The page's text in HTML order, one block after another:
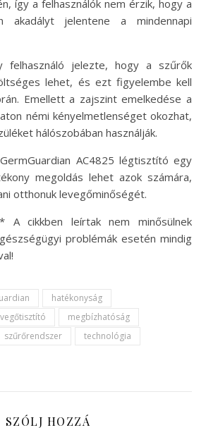
így a felhasználók nem érzik, hogy a
akadályt jelentene a mindennapi
felhasználó jelezte, hogy a szűrők
lehet, és ezt figyelembe kell
Emellett a zajszint emelkedése a
némi kényelmetlenséget okozhat,
hálószobában használják.
AC4825 légtisztító egy
megoldás lehet azok számára,
otthonuk levegőminőségét.
A cikkben leírtak nem minősülnek
problémák esetén mindig
hatékonyság
megbízhatóság
szűrőrendszer
technológia
SZÓLJ HOZZÁ